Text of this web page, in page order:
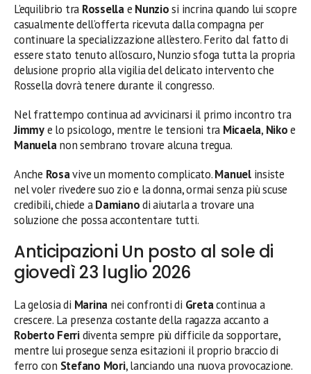
L’equilibrio tra Rossellae Nunziosi incrina quando lui scopre
casualmente dell’offerta ricevuta dalla compagna per
continuare la specializzazione all’estero. Ferito dal fatto di
essere stato tenuto all’oscuro, Nunzio sfoga tutta la propria
delusione proprio alla vigilia del delicato intervento che
Rossella dovrà tenere durante il congresso.
Nel frattempo continua ad avvicinarsi il primo incontro tra
Jimmye lo psicologo, mentre le tensioni tra Micaela, Nikoe
Manuelanon sembrano trovare alcuna tregua.
Anche Rosavive un momento complicato.Manuelinsiste
nel voler rivedere suo zio e la donna, ormai senza più scuse
credibili, chiede aDamianodi aiutarla a trovare una
soluzione che possa accontentare tutti.
Anticipazioni Un posto al sole di
giovedì 23 luglio 2026
La gelosia di Marina nei confronti di Gretacontinua a
crescere. La presenza costante della ragazza accanto a
Roberto Ferridiventa sempre più difficile da sopportare,
mentre lui prosegue senza esitazioni il proprio braccio di
ferro con Stefano Mori, lanciando una nuova provocazione.